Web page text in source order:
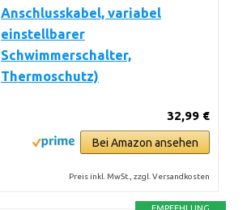
Anschlusskabel, variabel
einstellbarer
Schwimmerschalter,
Thermoschutz)
32,99 €
Bei Amazon ansehen
Preis inkl. MwSt., zzgl. Versandkosten